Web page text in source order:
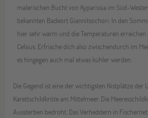
malerischen Bucht von Kyparissia im Süd-
bekannten Badeort Giannitsochori. In den
hier sehr warm und die Temperaturen erreichen
Celsius. Erfrische dich also zwischendurch im
es hingegen auch mal etwas kühler werden.
Die Gegend ist eine der wichtigsten Nistplätze der
Karettschildkröte am Mittelmeer. Die
Aussterben bedroht. Das Verheddern in